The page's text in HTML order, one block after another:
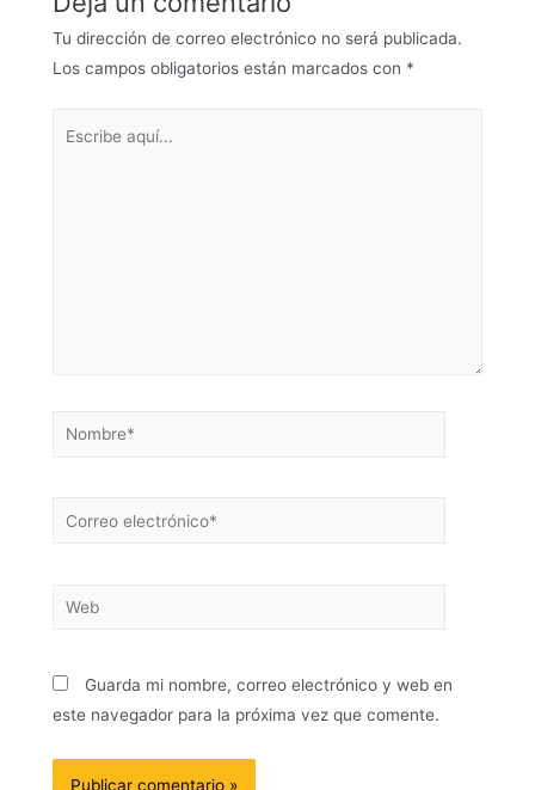
Tu dirección de correo electrónico no será publicada.
Los campos obligatorios están marcados con *
Guarda mi nombre, correo electrónico y web en
este navegador para la próxima vez que comente.